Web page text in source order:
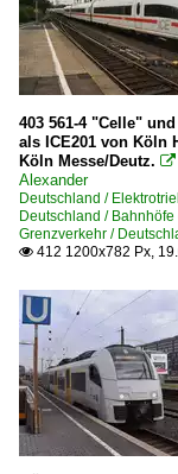
403 561-4 "Celle"
als ICE201 von Köln
Köln Messe/Deutz. 
Alexander
Deutschland /
Deutschland /
Grenzverkehr /
 412 1200x782 Px,